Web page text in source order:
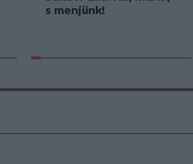
s menjünk!